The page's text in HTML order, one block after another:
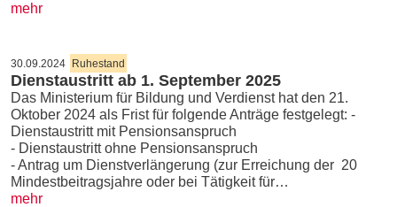
mehr
30.09.2024 Ruhestand
Dienstaustritt ab 1. September 2025
Das Ministerium für Bildung und Verdienst hat den 21.
Oktober 2024 als Frist für folgende Anträge festgelegt: -
Dienstaustritt mit Pensionsanspruch
- Dienstaustritt ohne Pensionsanspruch
- Antrag um Dienstverlängerung (zur Erreichung der 20
Mindestbeitragsjahre oder bei Tätigkeit für…
mehr